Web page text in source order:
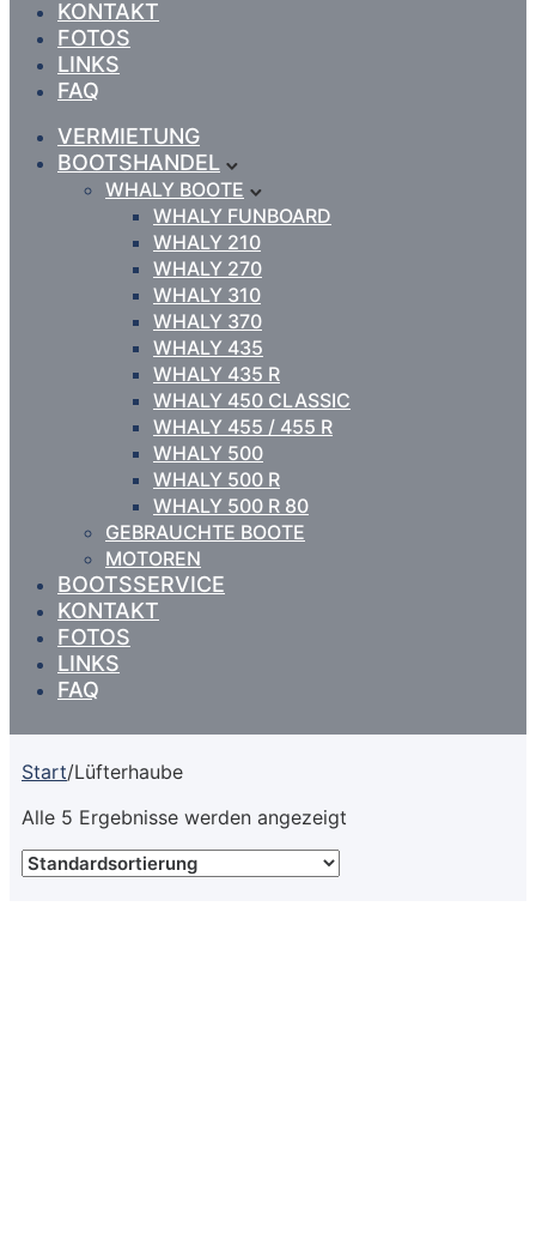
KONTAKT
FOTOS
LINKS
FAQ
VERMIETUNG
BOOTSHANDEL
WHALY BOOTE
WHALY FUNBOARD
WHALY 210
WHALY 270
WHALY 310
WHALY 370
WHALY 435
WHALY 435 R
WHALY 450 CLASSIC
WHALY 455 / 455 R
WHALY 500
WHALY 500 R
WHALY 500 R 80
GEBRAUCHTE BOOTE
MOTOREN
BOOTSSERVICE
KONTAKT
FOTOS
LINKS
FAQ
Start/Lüfterhaube
Alle 5 Ergebnisse werden angezeigt